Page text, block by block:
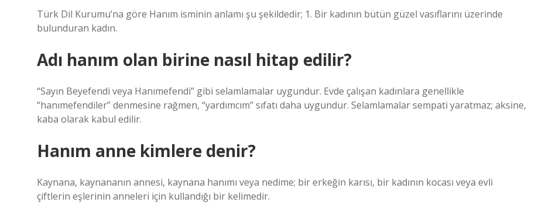
Türk Dil Kurumu’na göre Hanım isminin anlamı şu şekildedir; 1. Bir kadının bütün güzel vasıflarını üzerinde
bulunduran kadın.
Adı hanım olan birine nasıl hitap edilir?
“Sayın Beyefendi veya Hanımefendi” gibi selamlamalar uygundur. Evde çalışan kadınlara genellikle
“hanımefendiler” denmesine rağmen, “yardımcım” sıfatı daha uygundur. Selamlamalar sempati yaratmaz; aksine,
kaba olarak kabul edilir.
Hanım anne kimlere denir?
Kaynana, kaynananın annesi, kaynana hanımı veya nedime; bir erkeğin karısı, bir kadının kocası veya evli
çiftlerin eşlerinin anneleri için kullandığı bir kelimedir.